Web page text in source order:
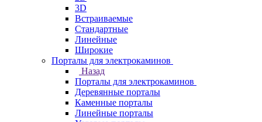
3D
Встраиваемые
Стандартные
Линейные
Широкие
Порталы для электрокаминов
Назад
Порталы для электрокаминов
Деревянные порталы
Каменные порталы
Линейные порталы